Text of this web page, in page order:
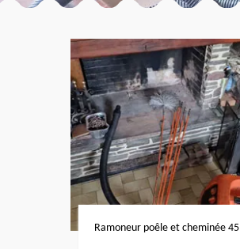
Ramoneur poêle et cheminée 45